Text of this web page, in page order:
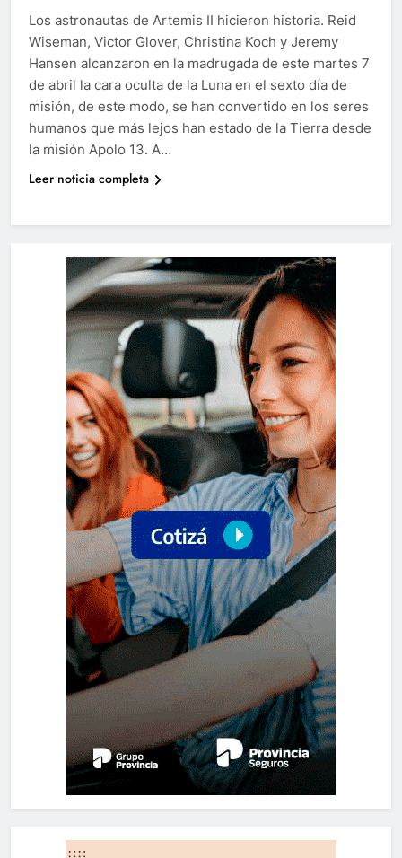
Los astronautas de Artemis II hicieron historia. Reid
Wiseman, Victor Glover, Christina Koch y Jeremy
Hansen alcanzaron en la madrugada de este martes 7
de abril la cara oculta de la Luna en el sexto día de
misión, de este modo, se han convertido en los seres
humanos que más lejos han estado de la Tierra desde
la misión Apolo 13. A…
Leer noticia completa